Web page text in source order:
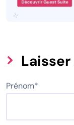
Prénom*